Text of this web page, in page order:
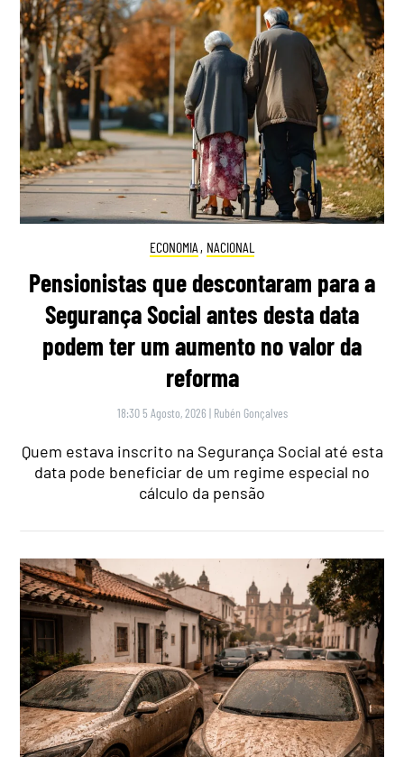
ECONOMIA , NACIONAL
Pensionistas que descontaram para a
Segurança Social antes desta data
podem ter um aumento no valor da
reforma
18:30 5 Agosto, 2026 | Rubén Gonçalves
Quem estava inscrito na Segurança Social até esta
data pode beneficiar de um regime especial no
cálculo da pensão